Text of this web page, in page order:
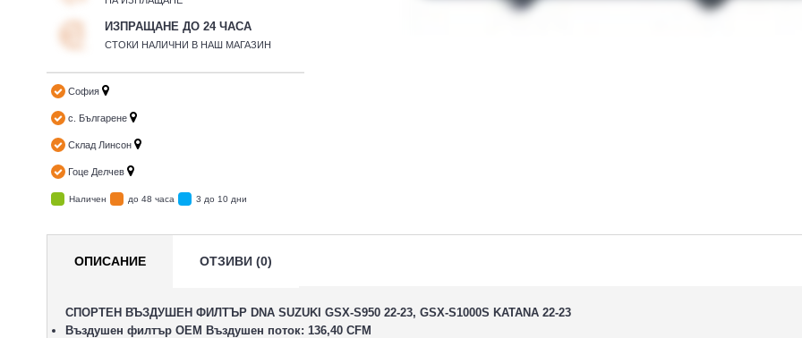
ИЗПРАЩАНЕ ДО 24 ЧАСА
СТОКИ НАЛИЧНИ В НАШ МАГАЗИН
София
с. Българене
Склад Линсон
Гоце Делчев
Наличен до 48 часа 3 до 10 дни
ОПИСАНИЕ ОТЗИВИ (0)
СПОРТЕН ВЪЗДУШЕН ФИЛТЪР DNA SUZUKI GSX-S950 22-23, GSX-S1000S KATANA 22-23
Въздушен филтър OEM Въздушен поток: 136,40 CFM